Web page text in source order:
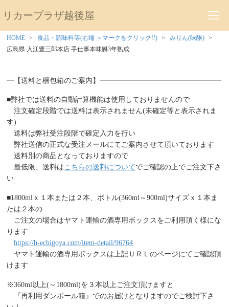
リカープラザ越後屋
HOME 食品・調味料等(右端 ＞マークをクリック!!)
みりん(味醂)
広島県 入江豊三郎本店 手仕事本味醂3年熟成
━【送料と梱包箱のご案内】━━━━━━━━━━━━━━━━━
■弊社では送料の自動計算機能は使用しておりませんので
注文確定段階では送料は表示されません(未確定等と表示されま
す)
送料は弊社受注段階で確定入力を行い
弊社送信の正式な受注メールにてご案内させて頂いております
送料別の商品となっておりますので
最低限、送料はこちらの送料について でご確認の上でご注文下さ
い
■1800mlｘ１本または２本、ボトル(360ml～900ml)サイズｘ１本ま
たは２本の
ご注文の場合はヤマト運輸の酒専用ボックスをご利用頂く様にな
ります
https://h-echigoya.com/item-detail/96764
ヤマト運輸の酒専用ボックスは上記ＵＲＬのページにてご確認頂
けます
※360ml以上(～1800ml)を３本以上ご注文頂けますと
『再利用ダンボール箱』でのお届けとなりますのでご検討下さ